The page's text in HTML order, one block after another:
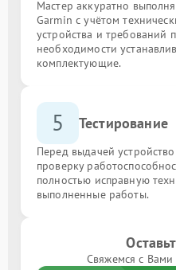
Мастер аккуратно
Garmin с учётом
устройства и требований
необходимости
комплектующие.
5 Тестирование
Перед выдачей
проверку
полностью исправную
выполненные работы.
Свяжемся с